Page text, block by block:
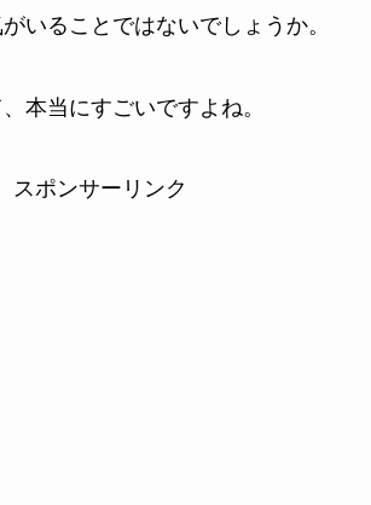
いることではないでしょうか。
本当にすごいですよね。
スポンサーリンク